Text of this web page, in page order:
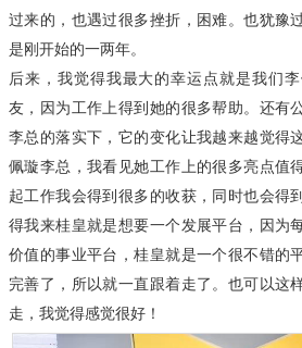
过来的，也遇过很多挫折，困难。也犹豫
是刚开始的一两年。
后来，我觉得我最大的幸运点就是我们
友，因为工作上得到她的很多帮助。还有
李总的落实下，它的变化让我越来越觉得
佩璇李总，我看见她工作上的很多亮点值
起工作我会得到很多的收获，同时也会得
得我来桂皇就是想要一个发展平台，因为
价值的事业平台，桂皇就是一个很不错的
完善了，所以就一直跟着走了。也可以这
走，我觉得感觉很好！